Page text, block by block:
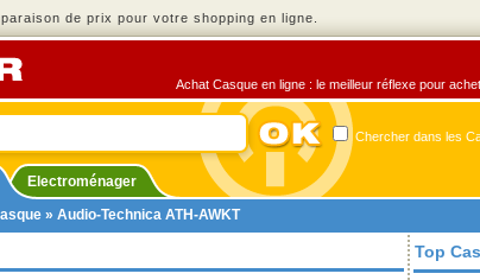
de prix pour votre shopping en ligne.
Achat Casque en ligne : le meilleur réflexe pour
Chercher dans les
Electroménager
» Audio-Technica ATH-AWKT
Top